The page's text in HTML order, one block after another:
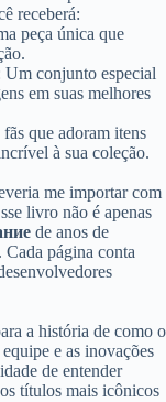
receberá:
peça única que
Um conjunto especial
em suas melhores
fãs que adoram itens
à sua coleção.
me importar com
livro não é apenas
de anos de
página conta
a história de como o
e as inovações
de entender
títulos mais icônicos